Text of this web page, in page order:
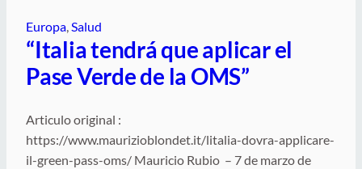
Europa, Salud
“Italia tendrá que aplicar el
Pase Verde de la OMS”
Articulo original :
https://www.maurizioblondet.it/litalia-dovra-applicare-
il-green-pass-oms/ Mauricio Rubio – 7 de marzo de